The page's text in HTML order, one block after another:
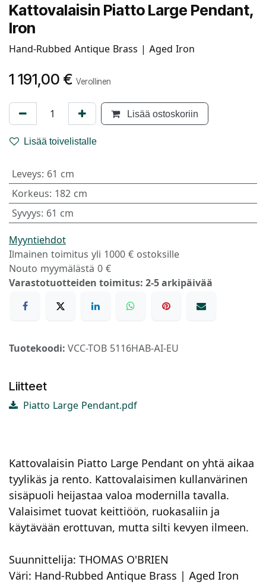
Kattovalaisin Piatto Large Pendant,
Iron
Hand-Rubbed Antique Brass | Aged Iron
1 191,00 € Verollinen
Lisää ostoskoriin
Lisää toivelistalle
Leveys: 61 cm
Korkeus: 182 cm
Syvyys: 61 cm
Myyntiehdot
Ilmainen toimitus yli 1000 € ostoksille
Nouto myymälästä 0 €
Varastotuotteiden toimitus: 2-5 arkipäivää
Tuotekoodi: VCC-TOB 5116HAB-AI-EU
Liitteet
Piatto Large Pendant.pdf
Kattovalaisin Piatto Large Pendant on yhtä aikaa
tyylikäs ja rento. Kattovalaisimen kullanvärinen
sisäpuoli heijastaa valoa modernilla tavalla.
Valaisimet tuovat keittiöön, ruokasaliin ja
käytävään erottuvan, mutta silti kevyen ilmeen.
Suunnittelija: THOMAS O'BRIEN
Väri: Hand-Rubbed Antique Brass | Aged Iron